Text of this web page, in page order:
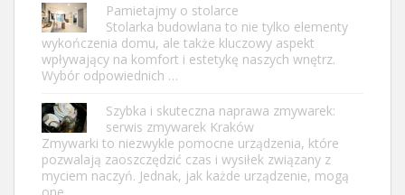
Pamietajmy o stolarce
Stolarka budowlana to nie tylko elementy
wykończenia domu, ale także kluczowy aspekt
wpływający na komfort i estetykę naszych wnętrz.
Wybór odpowiednich …
Szybka i skuteczna naprawa zmywarek:
serwis zmywarek Kraków
Zmywarki to niezwykle pomocne urządzenia, które
pozwalają zaoszczędzić czas i wysiłek związany z
myciem naczyń. Jednak, jak każde urządzenie, mogą
one …